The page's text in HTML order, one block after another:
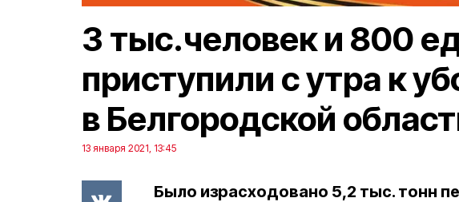
3 тыс.человек и 800
приступили с утра к
в Белгородской
13 января 2021, 13:45
Было израсходовано 5,2 тыс. тонн